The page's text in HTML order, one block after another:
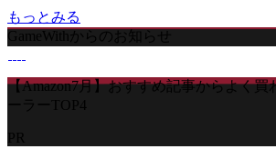
もっとみる
GameWithからのお知らせ
【Amazon7月】おすすめ記事からよく買
ーラーTOP4
PR